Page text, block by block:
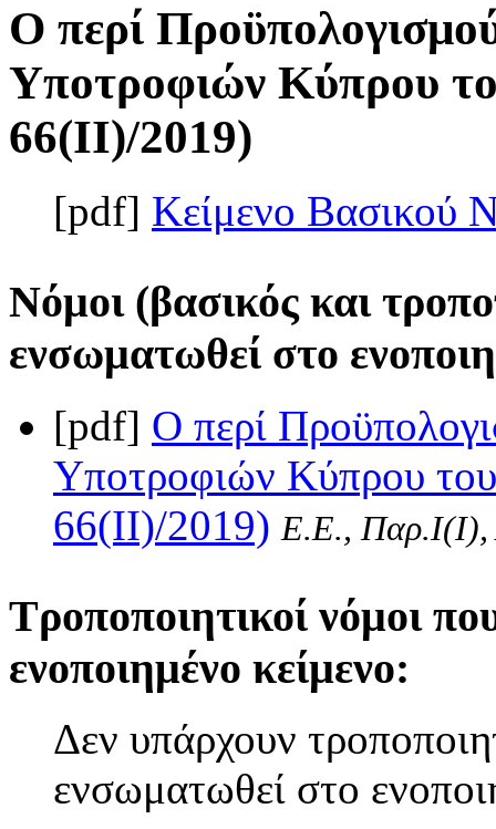
Ο περί
Υποτροφιών Κύπρου
66(II)/2019)
[pdf] Κείμενο Βασικού
Νόμοι (βασικός και
ενσωματωθεί στο
[pdf] Ο περί
Υποτροφιών Κύπρου
66(II)/2019) Ε.Ε., Παρ.Ι(I),
Τροποποιητικοί νόμοι
ενοποιημένο κείμενο:
Δεν υπάρχουν
ενσωματωθεί στο